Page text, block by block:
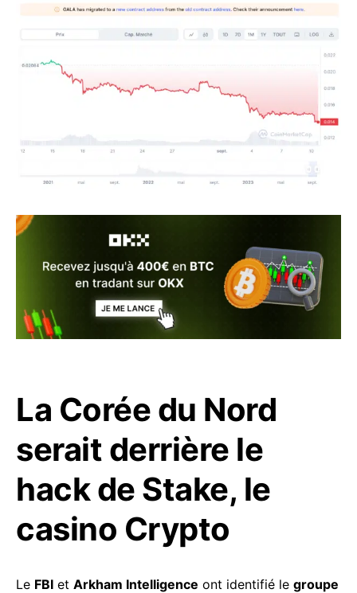
La Corée du Nord
serait derrière le
hack de Stake, le
casino Crypto
Le FBI et Arkham Intelligence ont identifié le groupe